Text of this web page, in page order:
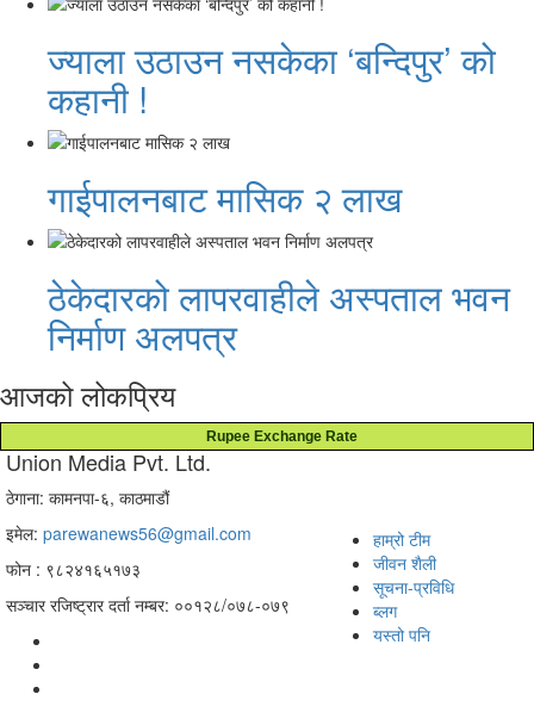
ज्याला उठाउन नसकेका ‘बन्दिपुर’ को
कहानी !
गाईपालनबाट मासिक २ लाख
ठेकेदारको लापरवाहीले अस्पताल भवन
निर्माण अलपत्र
आजको लोकप्रिय
Rupee Exchange Rate
Union Media Pvt. Ltd.
ठेगाना: कामनपा-६, काठमाडौं
इमेल: parewanews56@gmail.com
फोन : ९८२४१६५१७३
सञ्चार रजिष्ट्रार दर्ता नम्बर: ००१२८/०७८-०७९
हाम्रो टीम
जीवन शैली
सूचना-प्रविधि
ब्लग
यस्तो पनि